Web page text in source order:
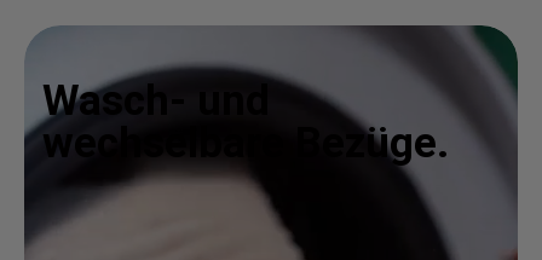
Wasch- und
wechselbare Bezüge.